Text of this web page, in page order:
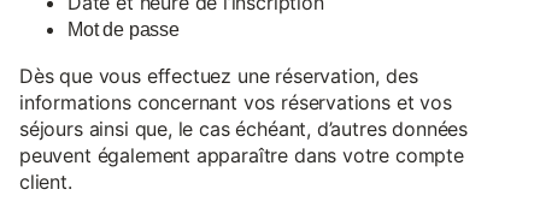
Mot de passe
Dès que vous effectuez une réservation, des
informations concernant vos réservations et vos
séjours ainsi que, le cas échéant, d’autres données
peuvent également apparaître dans votre compte
client.